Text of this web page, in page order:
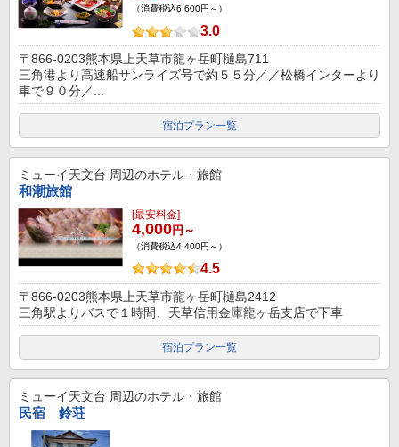
（消費税込6,600円～）
3.0
〒866-0203熊本県上天草市龍ヶ岳町樋島711
三角港より高速船サンライズ号で約５５分／／松橋インターより
車で９０分／...
宿泊プラン一覧
ミューイ天文台 周辺のホテル・旅館
和潮旅館
[最安料金]
4,000円～
（消費税込4,400円～）
4.5
〒866-0203熊本県上天草市龍ヶ岳町樋島2412
三角駅よりバスで１時間、天草信用金庫龍ヶ岳支店で下車
宿泊プラン一覧
ミューイ天文台 周辺のホテル・旅館
民宿 鈴荘